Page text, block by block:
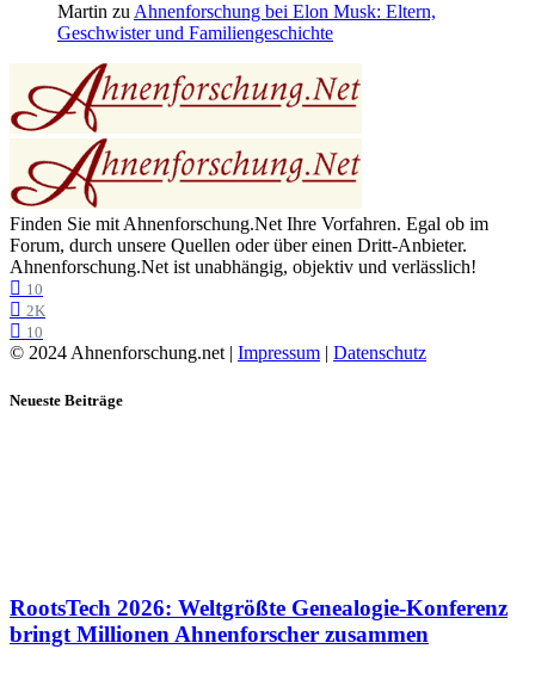
Martin zuAhnenforschung bei Elon Musk: Eltern,
Geschwister und Familiengeschichte
Finden Sie mit Ahnenforschung.Net Ihre Vorfahren. Egal ob im
Forum, durch unsere Quellen oder über einen Dritt-Anbieter.
Ahnenforschung.Net ist unabhängig, objektiv und verlässlich!
10
2K
10
© 2024 Ahnenforschung.net | Impressum Datenschutz
Neueste Beiträge
RootsTech 2026: Weltgrößte Genealogie-Konferenz
bringt Millionen Ahnenforscher zusammen